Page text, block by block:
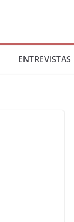
ENTREVISTAS